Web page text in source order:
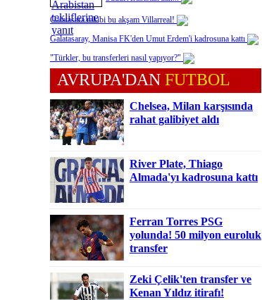
Galatasara rakibi bu akşam Villarreal!
Galatasaray, Manisa FK'den Umut Erdem'i kadrosuna kattı
"Türkler, bu transferleri nasıl yapıyor?"
AVRUPA'DAN FUTBOL
Chelsea, Milan karşısında
rahat galibiyet aldı
River Plate, Thiago
Almada'yı kadrosuna kattı
Ferran Torres PSG
yolunda! 50 milyon euroluk
transfer
Zeki Çelik'ten transfer ve
Kenan Yıldız itirafı!